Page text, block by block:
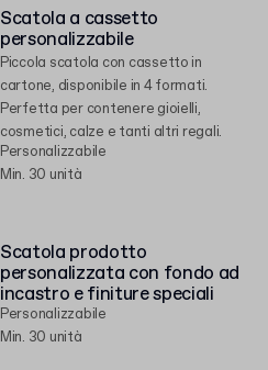
Scatola a cassetto
personalizzabile
Piccola scatola con cassetto in
cartone, disponibile in 4 formati.
Perfetta per contenere gioielli,
cosmetici, calze e tanti altri regali.
Personalizzabile
Min. 30 unità
Scatola prodotto
personalizzata con fondo ad
incastro e finiture speciali
Personalizzabile
Min. 30 unità